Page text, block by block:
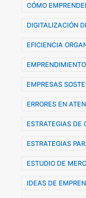
CÓMO
DIGITALIZACIÓN
EFICIENCIA
EMPRESAS
ERRORES EN
ESTRATEGIAS DE
ESTRATEGIAS
ESTUDIO DE
IDEAS DE